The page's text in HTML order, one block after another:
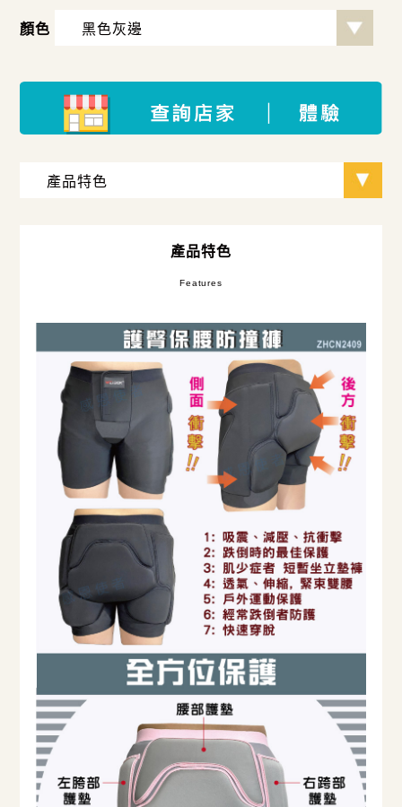
顏色
產品特色
Features